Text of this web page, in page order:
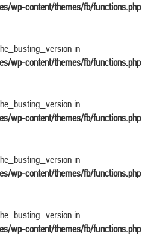
wp-content/themes/fb/functions.php
in
wp-content/themes/fb/functions.php
in
wp-content/themes/fb/functions.php
in
wp-content/themes/fb/functions.php
in
wp-content/themes/fb/functions.php